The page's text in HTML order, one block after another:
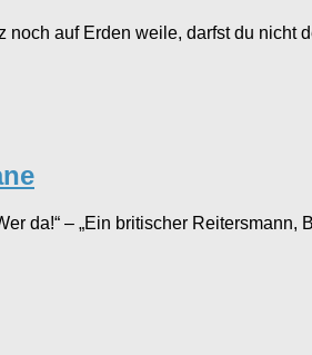
auf Erden weile, darfst du
da!“ – „Ein britischer Reitersmann,